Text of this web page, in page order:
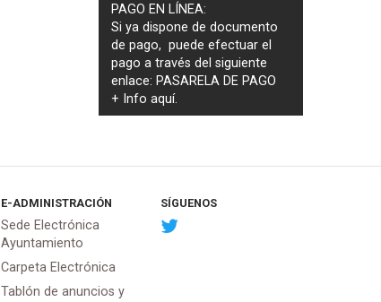
PAGO EN LÍNEA:
Si ya dispone de documento
de pago, puede efectuar el
pago a través del siguiente
enlace: PASARELA DE PAGO
+ Infoaquí.
E-ADMINISTRACIÓN
Sede Electrónica
Ayuntamiento
Carpeta Electrónica
Tablón de anuncios y
SÍGUENOS